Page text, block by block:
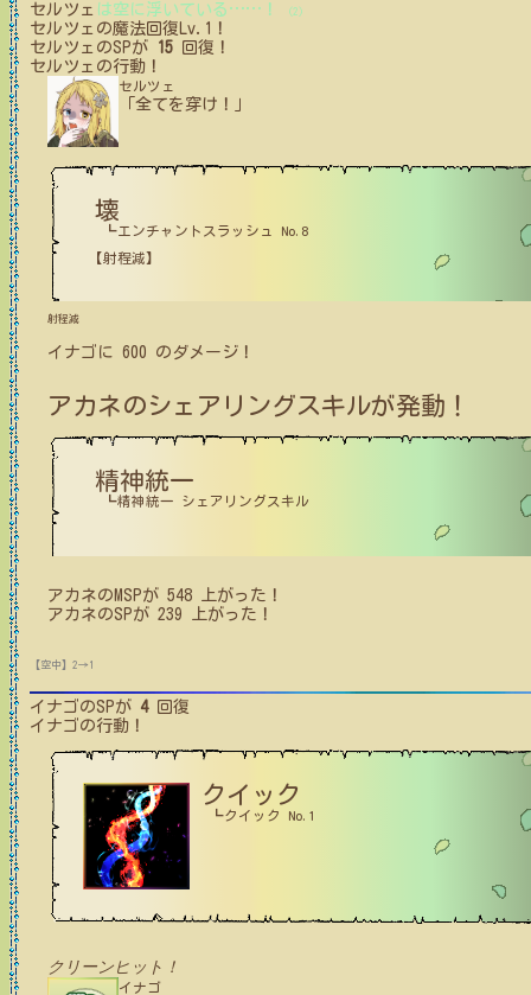
セルツェ は空に浮いている …… ！ (2)
セルツェ の魔法回復Lv.1！
セルツェ のSPが 15 回復！
セルツェ の行動！
セルツェ
「全てを穿け！」
壊
┗エンチャントスラッシュ No.8
【射程減】
射程減
イナゴ に 600 のダメージ！
アカネのシェアリングスキルが発動！
精神統一
┗精神統一 シェアリングスキル
アカネの MSPが 548 上がった！
アカネのSPが 239 上がった！
【空中】2→1
イナゴのSPが 4回復
イナゴの行動！
クイック
┗クイック No.1
クリーンヒット！
イナゴ